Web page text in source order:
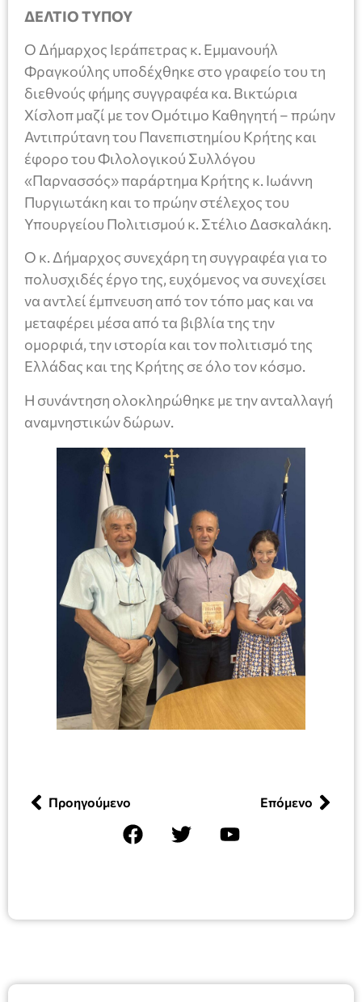
ΔΕΛΤΙΟ ΤΥΠΟΥ
Ο Δήμαρχος Ιεράπετρας κ. Εμμανουήλ
Φραγκούλης υποδέχθηκε στο γραφείο του τη
διεθνούς φήμης συγγραφέα κα. Βικτώρια
Χίσλοπ μαζί με τον Ομότιμο Καθηγητή – πρώην
Αντιπρύτανη του Πανεπιστημίου Κρήτης και
έφορο του Φιλολογικού Συλλόγου
«Παρνασσός» παράρτημα Κρήτης κ. Ιωάννη
Πυργιωτάκη και το πρώην στέλεχος του
Υπουργείου Πολιτισμού κ. Στέλιο Δασκαλάκη.
Ο κ. Δήμαρχος συνεχάρη τη συγγραφέα για το
πολυσχιδές έργο της, ευχόμενος να συνεχίσει
να αντλεί έμπνευση από τον τόπο μας και να
μεταφέρει μέσα από τα βιβλία της την
ομορφιά, την ιστορία και τον πολιτισμό της
Ελλάδας και της Κρήτης σε όλο τον κόσμο.
Η συνάντηση ολοκληρώθηκε με την ανταλλαγή
αναμνηστικών δώρων.
Προηγούμενο Επόμενο